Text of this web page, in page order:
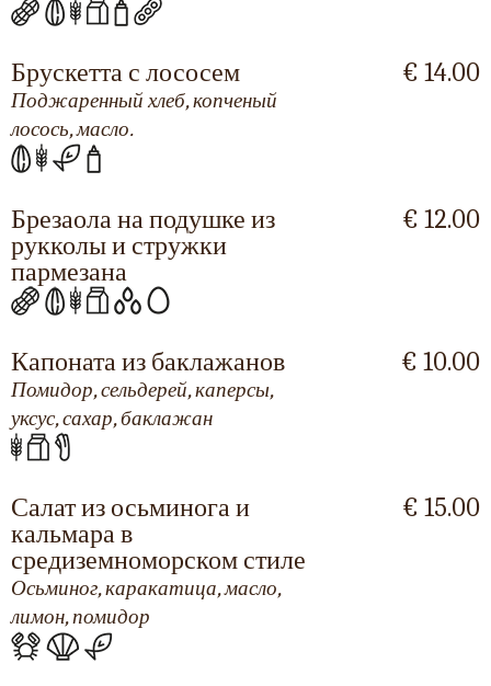
Брускетта с лососем
Поджаренный хлеб, копченый
лосось, масло.
€ 14.00
Брезаола на подушке из
рукколы и стружки
пармезана
€ 12.00
Капоната из баклажанов
Помидор, сельдерей, каперсы,
уксус, сахар, баклажан
€ 10.00
Салат из осьминога и
кальмара в
средиземноморском стиле
Осьминог, каракатица, масло,
лимон, помидор
€ 15.00